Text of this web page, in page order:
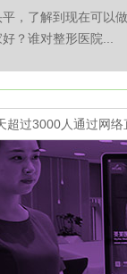
，了解到现在可以
？谁对整形医院...
超过3000人通过网